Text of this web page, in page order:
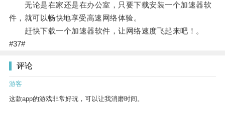
无论是在家还是在办公室，只要下载安装一个加速器软
件，就可以畅快地享受高速网络体验。
赶快下载一个加速器软件，让网络速度飞起来吧！。
#37#
评论
游客
这款app的游戏非常好玩，可以让我消磨时间。